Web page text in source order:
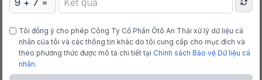
Tôi đồng ý cho phép Công Ty Cổ Phần Ôtô An Thái xử lý dữ liệu cá
nhân của tôi và các thông tin khác do tôi cung cấp cho mục đích và
theo phương thức được mô tả chi tiết tại Chính sách Bảo vệ Dữ liệu cá
nhân.